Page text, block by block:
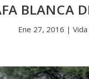
BLANCA
Ene 27, 2016 |